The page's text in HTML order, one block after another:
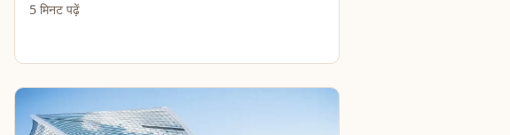
5 मिनट पढ़ें